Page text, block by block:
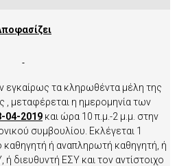
εγκαίρως τα κληρωθέντα μέλη της
, μεταφέρεται η ημερομηνία των
04-2019 και ώρα 10 π.μ.-2 μ.μ. στην
συμβουλίου. Εκλέγεται 1
καθηγητή ή αναπληρωτή καθηγητή, ή
διευθυντή ΕΣΥ και τον αντίστοιχο